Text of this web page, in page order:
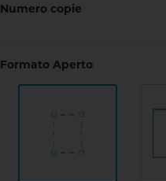
Numero copie
Formato Aperto